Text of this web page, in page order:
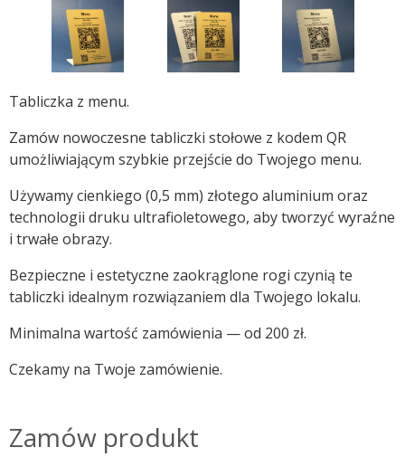
Tabliczka z menu.
Zamów nowoczesne tabliczki stołowe z kodem QR
umożliwiającym szybkie przejście do Twojego menu.
Używamy cienkiego (0,5 mm) złotego aluminium oraz
technologii druku ultrafioletowego, aby tworzyć wyraźne
i trwałe obrazy.
Bezpieczne i estetyczne zaokrąglone rogi czynią te
tabliczki idealnym rozwiązaniem dla Twojego lokalu.
Minimalna wartość zamówienia — od 200 zł.
Czekamy na Twoje zamówienie.
Zamów produkt